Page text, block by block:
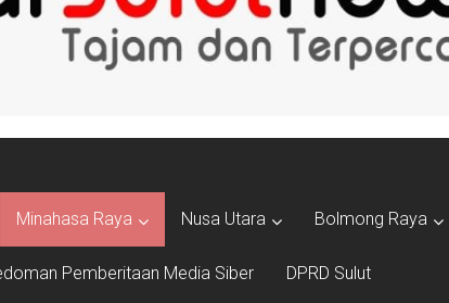
Minahasa Raya Nusa Utara Bolmong Raya
Pemberitaan Media Siber DPRD Sulut